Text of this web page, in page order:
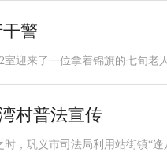
警
迎来了一位拿着锦旗的七旬老人
村普法宣传
，巩义市司法局利用站街镇“